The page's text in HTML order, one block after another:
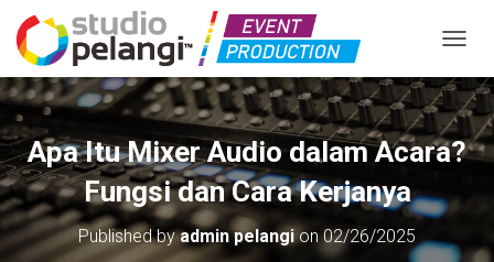
Apa Itu Mixer Audio dalam Acara?
Fungsi dan Cara Kerjanya
Published byadmin pelangion02/26/2025